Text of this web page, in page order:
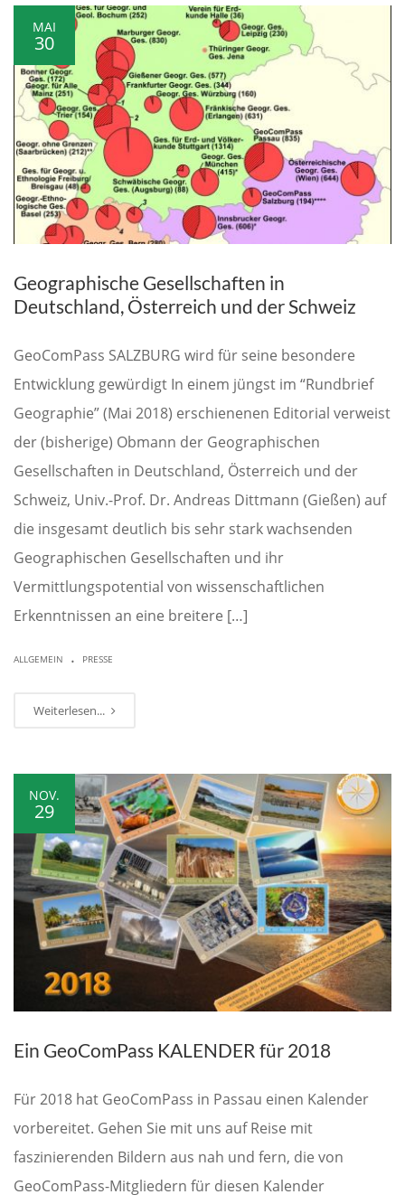
MAI
30
Geographische Gesellschaften in
Deutschland, Österreich und der Schweiz
GeoComPass SALZBURG wird für seine besondere
Entwicklung gewürdigt In einem jüngst im “Rundbrief
Geographie” (Mai 2018) erschienenen Editorial verweist
der (bisherige) Obmann der Geographischen
Gesellschaften in Deutschland, Österreich und der
Schweiz, Univ.-Prof. Dr. Andreas Dittmann (Gießen) auf
die insgesamt deutlich bis sehr stark wachsenden
Geographischen Gesellschaften und ihr
Vermittlungspotential von wissenschaftlichen
Erkenntnissen an eine breitere […]
ALLGEMEIN . PRESSE
Weiterlesen...
NOV.
29
Ein GeoComPass KALENDER für 2018
Für 2018 hat GeoComPass in Passau einen Kalender
vorbereitet. Gehen Sie mit uns auf Reise mit
faszinierenden Bildern aus nah und fern, die von
GeoComPass-Mitgliedern für diesen Kalender